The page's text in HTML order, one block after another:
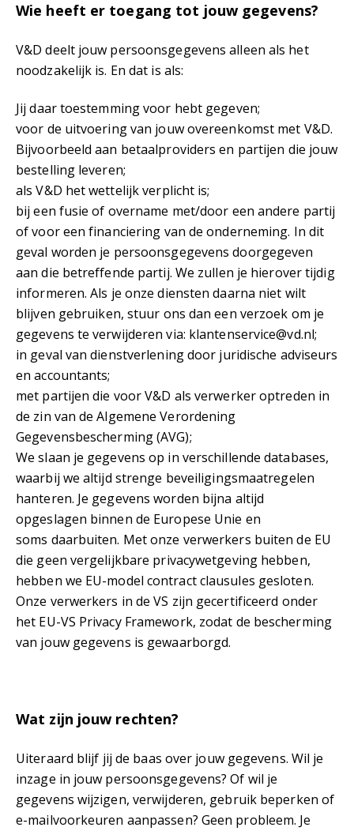
Wie heeft er toegang tot jouw gegevens?
V&D deelt jouw persoonsgegevens alleen als het
noodzakelijk is. En dat is als:
Jij daar toestemming voor hebt gegeven;
voor de uitvoering van jouw overeenkomst met V&D.
Bijvoorbeeld aan betaalproviders en partijen die jouw
bestelling leveren;
als V&D het wettelijk verplicht is;
bij een fusie of overname met/door een andere partij
of voor een financiering van de onderneming. In dit
geval worden je persoonsgegevens doorgegeven
aan die betreffende partij. We zullen je hierover tijdig
informeren. Als je onze diensten daarna niet wilt
blijven gebruiken, stuur ons dan een verzoek om je
gegevens te verwijderen via: klantenservice@vd.nl;
in geval van dienstverlening door juridische adviseurs
en accountants;
met partijen die voor V&D als verwerker optreden in
de zin van de Algemene Verordening
Gegevensbescherming (AVG);
We slaan je gegevens op in verschillende databases,
waarbij we altijd strenge beveiligingsmaatregelen
hanteren. Je gegevens worden bijna altijd
opgeslagen binnen de Europese Unie en
soms daarbuiten. Met onze verwerkers buiten de EU
die geen vergelijkbare privacywetgeving hebben,
hebben we EU-model contract clausules gesloten.
Onze verwerkers in de VS zijn gecertificeerd onder
het EU-VS Privacy Framework, zodat de bescherming
van jouw gegevens is gewaarborgd.
Wat zijn jouw rechten?
Uiteraard blijf jij de baas over jouw gegevens. Wil je
inzage in jouw persoonsgegevens? Of wil je
gegevens wijzigen, verwijderen, gebruik beperken of
e-mailvoorkeuren aanpassen? Geen probleem. Je